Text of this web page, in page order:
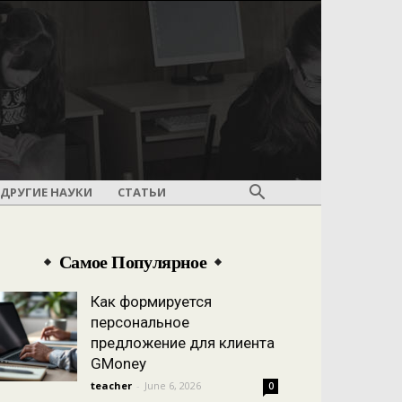
ДРУГИЕ НАУКИ СТАТЬИ
Самое Популярное
Как формируется
персональное
предложение для клиента
GMoney
teacher - June 6, 2026 0